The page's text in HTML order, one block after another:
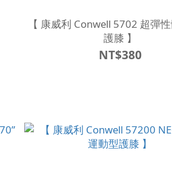
【 康威利 Conwell 5702 超彈性髕骨固定
護膝 】
NT$380